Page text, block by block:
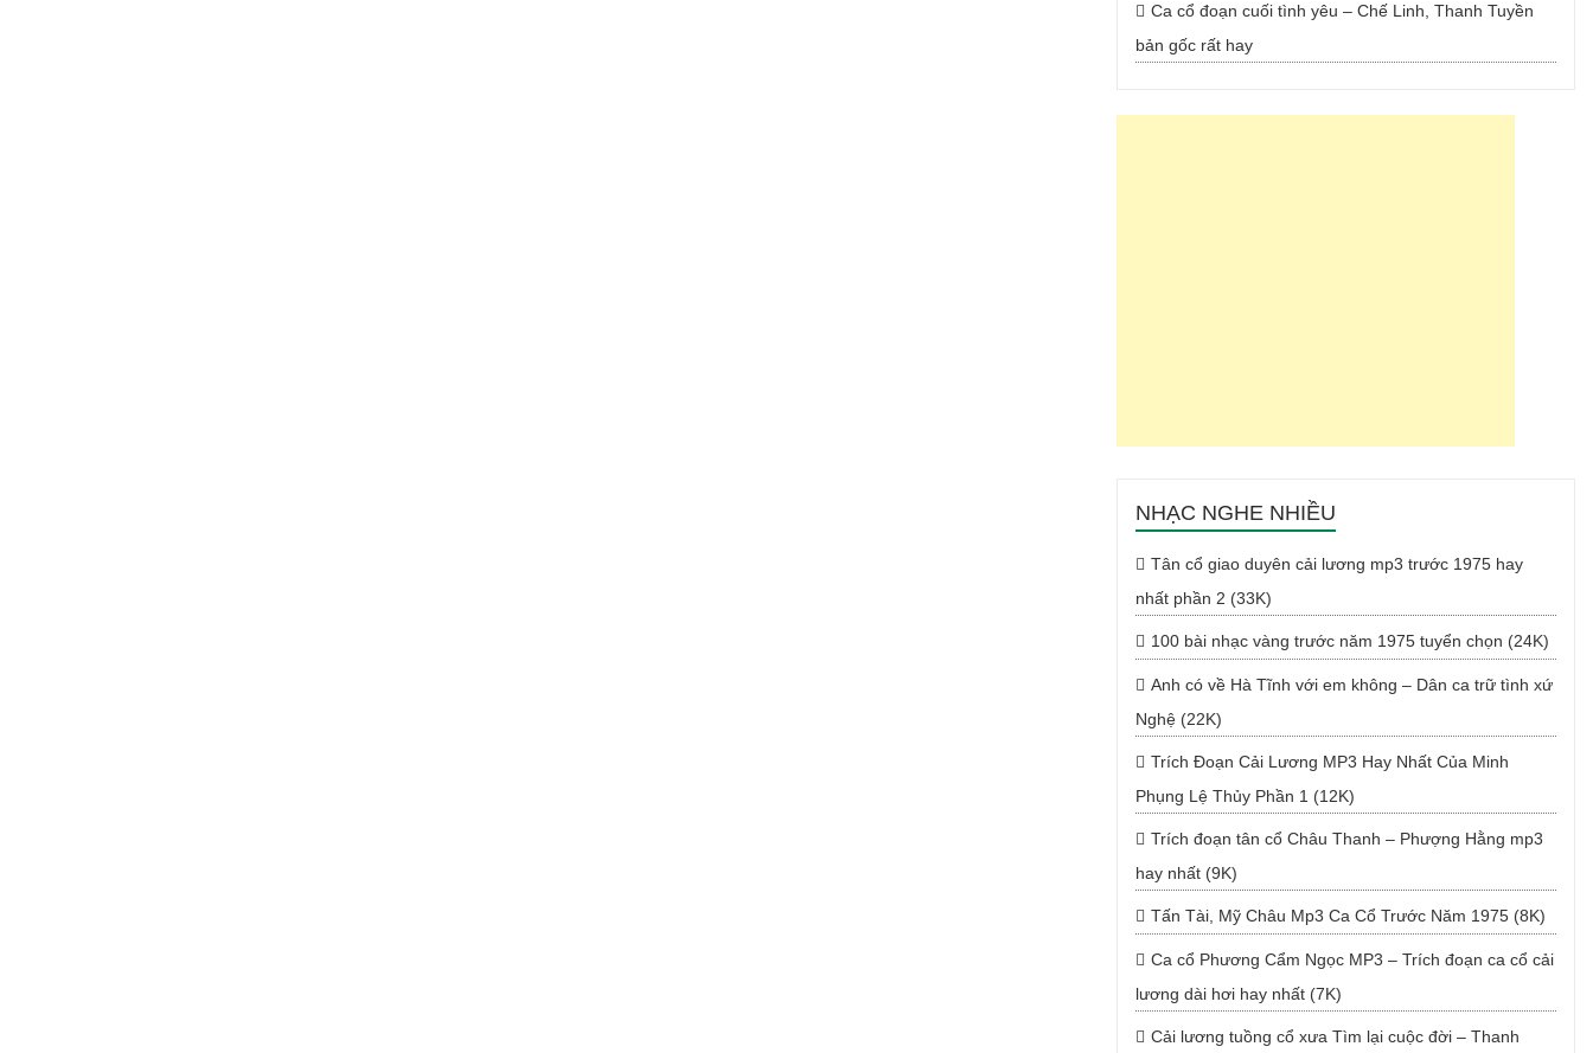
Ca cổ đoạn cuối tình yêu – Chế Linh, Thanh Tuyền
bản gốc rất hay
NHẠC NGHE NHIỀU
Tân cổ giao duyên cải lương mp3 trước 1975 hay
nhất phần 2 (33K)
100 bài nhạc vàng trước năm 1975 tuyển chọn (24K)
Anh có về Hà Tĩnh với em không – Dân ca trữ tình xứ
Nghệ (22K)
Trích Đoạn Cải Lương MP3 Hay Nhất Của Minh
Phụng Lệ Thủy Phần 1 (12K)
Trích đoạn tân cổ Châu Thanh – Phượng Hằng mp3
hay nhất (9K)
Tấn Tài, Mỹ Châu Mp3 Ca Cổ Trước Năm 1975 (8K)
Ca cổ Phương Cẩm Ngọc MP3 – Trích đoạn ca cổ cải
lương dài hơi hay nhất (7K)
Cải lương tuồng cổ xưa Tìm lại cuộc đời – Thanh